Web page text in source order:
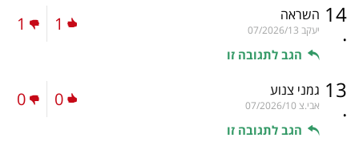
14
.
השראה
יעקב 07/2026/13
הגב לתגובה זו
1
1
13
.
גמני צנוע
אבי.צ 07/2026/10
הגב לתגובה זו
0
0